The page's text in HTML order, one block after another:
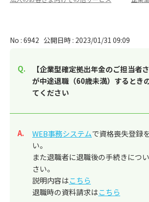
No : 6942 公開日時 : 2023/01/31 09:09
【企業型確定拠出年金のご担当者
が中途退職（60歳未満）するとき
てください
回答
WEB事務システムで資格喪失登録
い。
また退職者に退職後の手続きにつ
さい。
説明内容はこちら
退職時の資料請求はこちら